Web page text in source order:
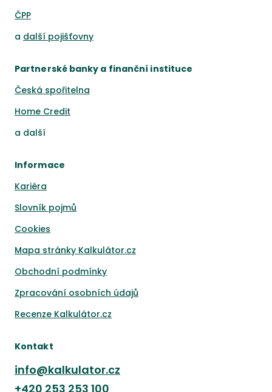
ČPP
a další pojišťovny
Partnerské banky a finanční instituce
Česká spořitelna
Home Credit
a další
Informace
Kariéra
Slovník pojmů
Cookies
Mapa stránky Kalkulátor.cz
Obchodní podmínky
Zpracování osobních údajů
Recenze Kalkulátor.cz
Kontakt
info@kalkulator.cz
+420 253 253 100